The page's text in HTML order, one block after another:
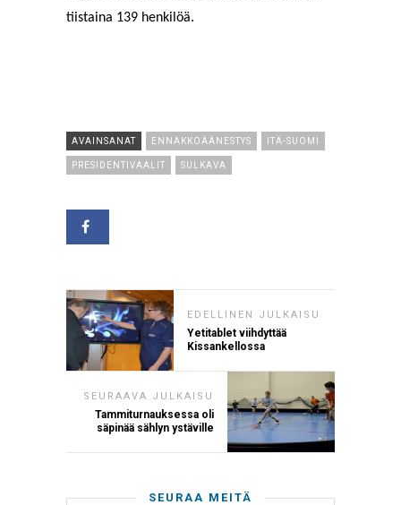
tiistaina 139 henkilöä.
AVAINSANAT ENNAKKOÄÄNESTYS ITÄ-SUOMI
PRESIDENTIVAALIT SULKAVA
EDELLINEN JULKAISU
Yetitablet viihdyttää
Kissankellossa
SEURAAVA JULKAISU
Tammiturnauksessa oli
säpinää sählyn ystäville
SEURAA MEITÄ